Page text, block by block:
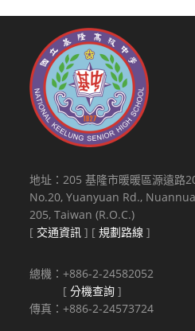
地址：205 基隆市暖暖區源遠路
No.20, Yuanyuan Rd.,
205, Taiwan (R.O.C.)
[ 交通資訊 ] [規劃路線 ]
總機：+886-2-24582052
[分機查詢 ]
傳真：+886-2-24573724